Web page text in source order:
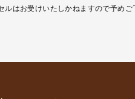
はお受けいたしかねますので予めご